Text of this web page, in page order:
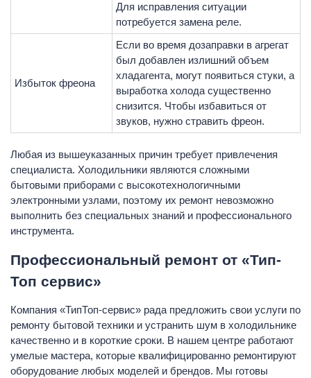
Для исправления ситуации
потребуется замена реле.
Избыток фреона
Если во время дозаправки в агрегат
был добавлен излишний объем
хладагента, могут появиться стуки, а
выработка холода существенно
снизится. Чтобы избавиться от
звуков, нужно стравить фреон.
Любая из вышеуказанных причин требует привлечения
специалиста. Холодильники являются сложными
бытовыми приборами с высокотехнологичными
электронными узлами, поэтому их ремонт невозможно
выполнить без специальных знаний и профессионального
инструмента.
Профессиональный ремонт от «Тип-
Топ сервис»
Компания «ТипТоп-сервис» рада предложить свои услуги по
ремонту бытовой техники и устранить шум в холодильнике
качественно и в короткие сроки. В нашем центре работают
умелые мастера, которые квалифицированно ремонтируют
оборудование любых моделей и брендов. Мы готовы